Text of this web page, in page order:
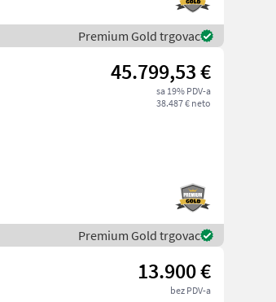
Premium Gold trgovac
45.799,53 €
sa 19% PDV-a
38.487 € neto
Premium Gold trgovac
13.900 €
bez PDV-a